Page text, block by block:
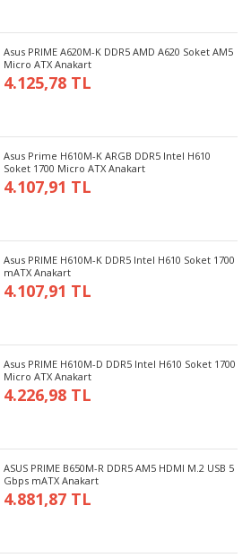
Asus PRIME A620M-K DDR5 AMD A620 Soket AM5
Micro ATX Anakart
4.125,78 TL
Asus Prime H610M-K ARGB DDR5 Intel H610
Soket 1700 Micro ATX Anakart
4.107,91 TL
Asus PRIME H610M-K DDR5 Intel H610 Soket 1700
mATX Anakart
4.107,91 TL
Asus PRIME H610M-D DDR5 Intel H610 Soket 1700
Micro ATX Anakart
4.226,98 TL
ASUS PRIME B650M-R DDR5 AM5 HDMI M.2 USB 5
Gbps mATX Anakart
4.881,87 TL